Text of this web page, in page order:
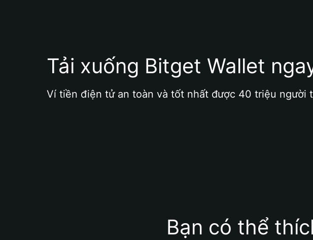
Tải xuống Bitget Wallet
Ví tiền điện tử an toàn và tốt nhất được 40 triệu người
Bạn có thể